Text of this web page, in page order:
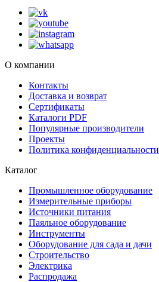
О компании
Контакты
Доставка и возврат
Сертификаты
Каталоги PDF
Популярные производители
Проекты
Политика конфиденциальности
Каталог
Промышленное оборудование
Измерительные приборы
Источники питания
Паяльное оборудование
Инструменты
Оборудование для сада и дачи
Строительство
Электрика
Распродажа